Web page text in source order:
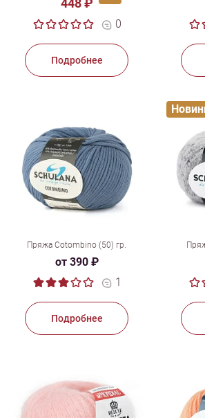
448 ₽
0
Подробнее
Пряжа Cotombino (50) гр.
от 390 ₽
1
Подробнее